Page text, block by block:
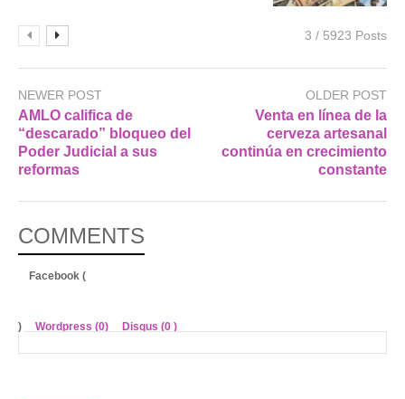
3 / 5923 Posts
NEWER POST
AMLO califica de
“descarado” bloqueo del
Poder Judicial a sus
reformas
OLDER POST
Venta en línea de la
cerveza artesanal
continúa en crecimiento
constante
COMMENTS
Facebook (
) Wordpress (0) Disqus (0 )